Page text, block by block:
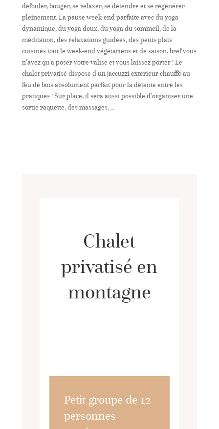
décembre
2025
défouler, bouger, se relaxer, se détendre et se régénérer
pleinement. La pause week-end parfaite avec du yoga
dynamique, du yoga doux, du yoga du sommeil, de la
méditation, des relaxations guidées, des petits plats
cuisinés tout le week-end végétariens et de saison, bref vous
n'avez qu'à poser votre valise et vous laissez porter ! Le
chalet privatisé dispose d'un jaccuzzi extérieur chauffé au
feu de bois absolument parfait pour la détente entre les
pratiques ! Sur place, il sera aussi possible d'organiser une
sortie raquette, des massages, ...
Chalet
privatisé en
montagne
Petit groupe de 12
personnes